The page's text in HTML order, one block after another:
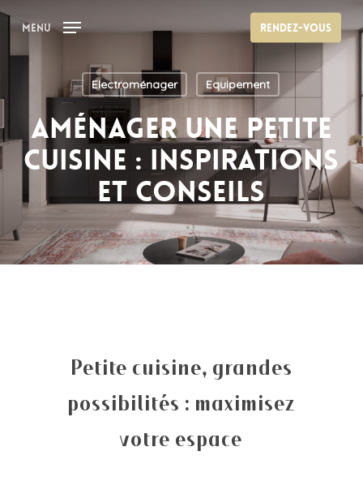
Skip
main
Rendez-vous
Menu
Electroménager Equipement
Aménager une petite
cuisine : inspirations
et conseils
Petite cuisine, grandes
possibilités : maximisez
votre espace